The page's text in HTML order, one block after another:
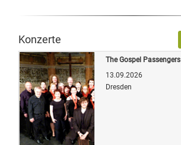
Konzerte
The Gospel Passengers
13.09.2026
Dresden